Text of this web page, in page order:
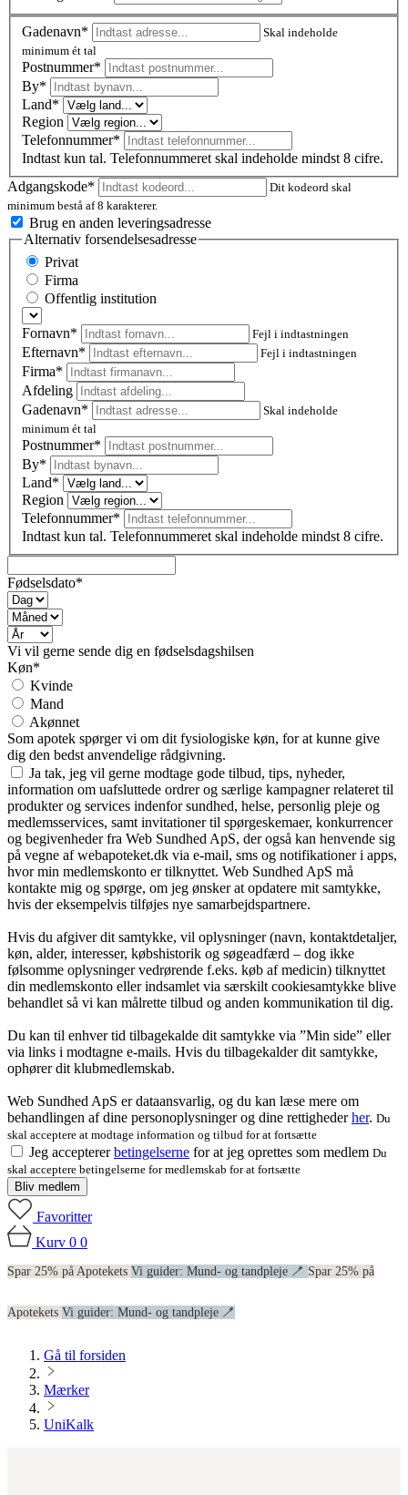
Gadenavn*
Skal indeholde
minimum ét tal
Postnummer*
By*
Land*
Region
Telefonnummer*
Indtast kun tal. Telefonnummeret skal indeholde mindst 8 cifre.
Adgangskode*
Dit kodeord skal
minimum bestå af 8 karakterer.
Brug en anden leveringsadresse
Alternativ forsendelsesadresse
Privat
Firma
Offentlig institution
Fornavn* Fejl i indtastningen
Efternavn* Fejl i indtastningen
Firma*
Afdeling
Gadenavn*
Skal indeholde
minimum ét tal
Postnummer*
By*
Land*
Region
Telefonnummer*
Indtast kun tal. Telefonnummeret skal indeholde mindst 8 cifre.
Fødselsdato*
Vi vil gerne sende dig en fødselsdagshilsen
Køn*
Kvinde
Mand
Akønnet
Som apotek spørger vi om dit fysiologiske køn, for at kunne give
dig den bedst anvendelige rådgivning.
Ja tak, jeg vil gerne modtage gode tilbud, tips, nyheder,
information om uafsluttede ordrer og særlige kampagner relateret til
produkter og services indenfor sundhed, helse, personlig pleje og
medlemsservices, samt invitationer til spørgeskemaer, konkurrencer
og begivenheder fra Web Sundhed ApS, der også kan henvende sig
på vegne af webapoteket.dk via e-mail, sms og notifikationer i apps,
hvor min medlemskonto er tilknyttet. Web Sundhed ApS må
kontakte mig og spørge, om jeg ønsker at opdatere mit samtykke,
hvis der eksempelvis tilføjes nye samarbejdspartnere.
Hvis du afgiver dit samtykke, vil oplysninger (navn, kontaktdetaljer,
køn, alder, interesser, købshistorik og søgeadfærd – dog ikke
følsomme oplysninger vedrørende f.eks. køb af medicin) tilknyttet
din medlemskonto eller indsamlet via særskilt cookiesamtykke blive
behandlet så vi kan målrette tilbud og anden kommunikation til dig.
Du kan til enhver tid tilbagekalde dit samtykke via ”Min side” eller
via links i modtagne e-mails. Hvis du tilbagekalder dit samtykke,
ophører dit klubmedlemskab.
Web Sundhed ApS er dataansvarlig, og du kan læse mere om
behandlingen af dine personoplysninger og dine rettighederher. Du
skal acceptere at modtage information og tilbud for at fortsætte
Jeg acceptererbetingelserne for at jeg oprettes som medlem Du
skal acceptere betingelserne for medlemskab for at fortsætte
Bliv medlem
Favoritter
Kurv 0 0
Spar 25% på Apotekets Vi guider: Mund- og tandpleje 🪥 Spar 25% på
Apotekets Vi guider: Mund- og tandpleje 🪥
Gå til forsiden
Mærker
UniKalk